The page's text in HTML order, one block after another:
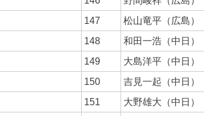
147
松山竜平（広島）
148
和田一浩（中日）
149
大島洋平（中日）
150
吉見一起（中日）
151
大野雄大（中日）